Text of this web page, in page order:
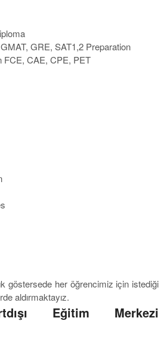
GRE, SAT1,2 Preparation
FCE, CAE, CPE, PET
göstersede her öğrencimiz için istediği
aldırmaktayız.
Eğitim Merkezi